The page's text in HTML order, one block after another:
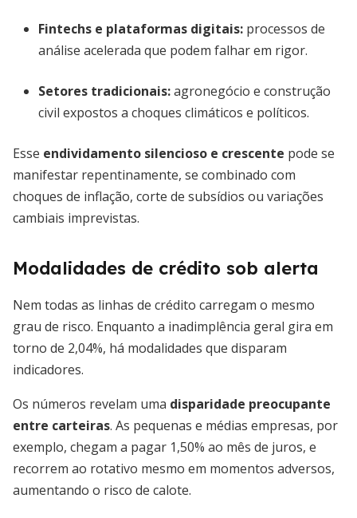
Fintechs e plataformas digitais: processos de
análise acelerada que podem falhar em rigor.
Setores tradicionais:agronegócio e construção
civil expostos a choques climáticos e políticos.
Esse endividamento silencioso e crescente pode se
manifestar repentinamente, se combinado com
choques de inflação, corte de subsídios ou variações
cambiais imprevistas.
Modalidades de crédito sob alerta
Nem todas as linhas de crédito carregam o mesmo
grau de risco. Enquanto a inadimplência geral gira em
torno de 2,04%, há modalidades que disparam
indicadores.
Os números revelam uma disparidade preocupante
entre carteiras. As pequenas e médias empresas, por
exemplo, chegam a pagar 1,50% ao mês de juros, e
recorrem ao rotativo mesmo em momentos adversos,
aumentando o risco de calote.